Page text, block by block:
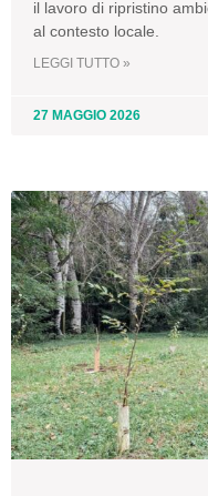
il lavoro di ripristino
al contesto locale.
LEGGI TUTTO »
27 MAGGIO 2026